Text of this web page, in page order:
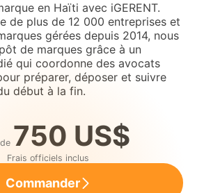
en Haïti avec iGERENT.
de plus de 12 000 entreprises et
gérées depuis 2014, nous
de marques grâce à un
qui coordonne des avocats
préparer, déposer et suivre
début à la fin.
750 US$
Frais officiels inclus
Commander